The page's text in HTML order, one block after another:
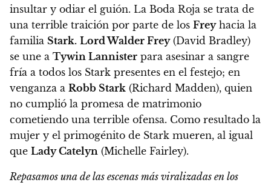
insultar y odiar el guión. La Boda Roja se trata de
una terrible traición por parte de los Freyhacia la
familia Stark. Lord Walder Frey(David Bradley)
se une a Tywin Lannister para asesinar a sangre
fría a todos los Stark presentes en el festejo; en
venganza a Robb Stark (Richard Madden), quien
no cumplió la promesa de matrimonio
cometiendo una terrible ofensa. Como resultado la
mujer y el primogénito de Stark mueren, al igual
que Lady Catelyn (Michelle Fairley).
Repasamos una de las escenas más viralizadas en los